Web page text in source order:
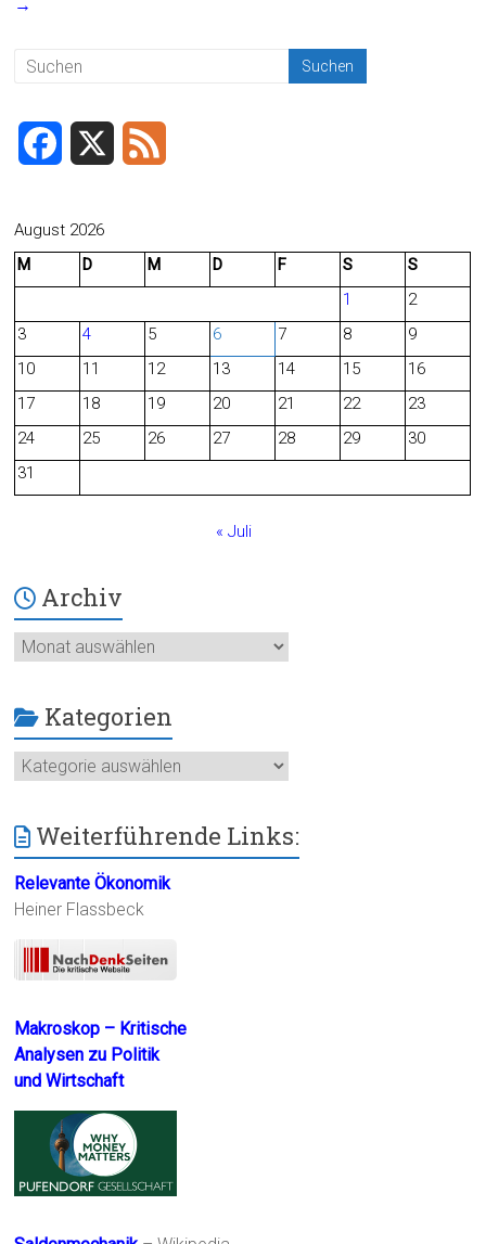
→
c
b
o
August 2026
M
D M D F S
S
1
2
3
4 5 6 7 8
9
10
11 12 13 14 15
16
17
18 19 20 21 22
23
24
25 26 27 28 29
30
31
« Juli
Archiv
Archiv
Kategorien
Kategorien
Weiterführende Links:
Relevante Ökonomik
Heiner Flassbeck
Makroskop – Kritische
Analysen zu Politik
und Wirtschaft